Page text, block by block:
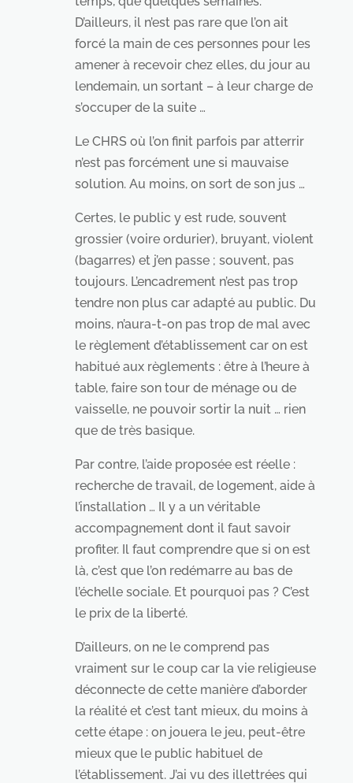
D’ailleurs, il n’est pas rare que l’on ait
forcé la main de ces personnes pour les
amener à recevoir chez elles, du jour au
lendemain, un sortant – à leur charge de
s’occuper de la suite …
Le CHRS où l’on finit parfois par atterrir
n’est pas forcément une si mauvaise
solution. Au moins, on sort de son jus …
Certes, le public y est rude, souvent
grossier (voire ordurier), bruyant, violent
(bagarres) et j’en passe ; souvent, pas
toujours. L’encadrement n’est pas trop
tendre non plus car adapté au public. Du
moins, n’aura-t-on pas trop de mal avec
le règlement d’établissement car on est
habitué aux règlements : être à l’heure à
table, faire son tour de ménage ou de
vaisselle, ne pouvoir sortir la nuit … rien
que de très basique.
Par contre, l’aide proposée est réelle :
recherche de travail, de logement, aide à
l’installation … Il y a un véritable
accompagnement dont il faut savoir
profiter. Il faut comprendre que si on est
là, c’est que l’on redémarre au bas de
l’échelle sociale. Et pourquoi pas ? C’est
le prix de la liberté.
D’ailleurs, on ne le comprend pas
vraiment sur le coup car la vie religieuse
déconnecte de cette manière d’aborder
la réalité et c’est tant mieux, du moins à
cette étape : on jouera le jeu, peut-être
mieux que le public habituel de
l’établissement. J’ai vu des illettrées qui